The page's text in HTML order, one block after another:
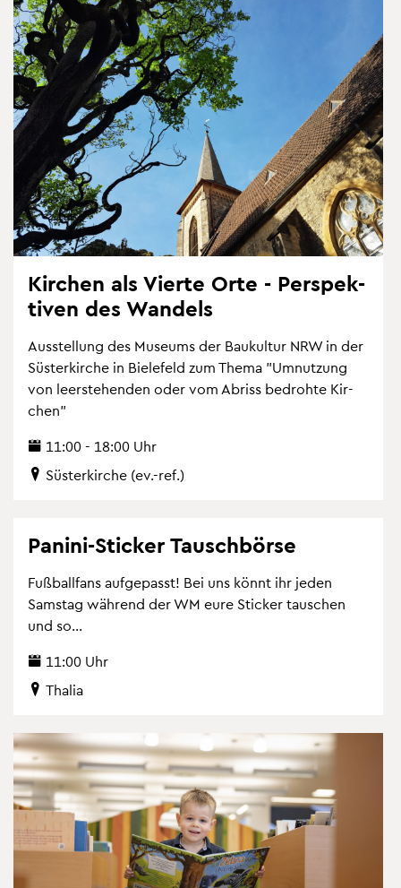
Kir­chen als Vier­te Orte - Per­spek­
ti­ven des Wan­dels
Aus­stel­lung des Mu­se­ums der Bau­kul­tur NRW in der
Süs­ter­kir­che in Bie­le­feld zum Thema "Um­nut­zung
von leer­ste­hen­den oder vom Ab­riss be­droh­te Kir­
chen"
11:00 - 18:00 Uhr
Süs­ter­kir­che (ev.-ref.)
Pa­ni­ni-Sti­cker Tausch­bör­se
Fuß­ball­fans auf­ge­passt! Bei uns könnt ihr jeden
Sams­tag wäh­rend der WM eure Sti­cker tau­schen
und so...
11:00 Uhr
Tha­lia